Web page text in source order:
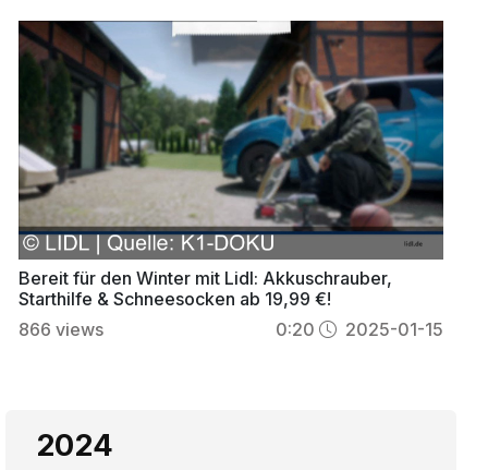
Bereit für den Winter mit Lidl: Akkuschrauber,
Starthilfe & Schneesocken ab 19,99 €!
866 views 0:20 2025-01-15
2024